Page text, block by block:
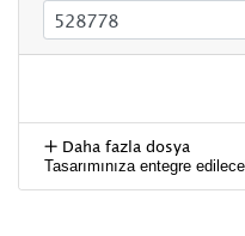
Daha fazla dosya
Tasarımınıza entegre